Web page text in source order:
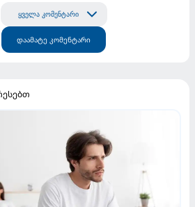
ყველა კომენტარი
დაამატე კომენტარი